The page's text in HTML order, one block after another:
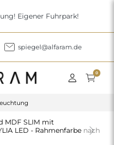
Eigener Fuhrpark!
spiegel@alfaram.de
0
Next